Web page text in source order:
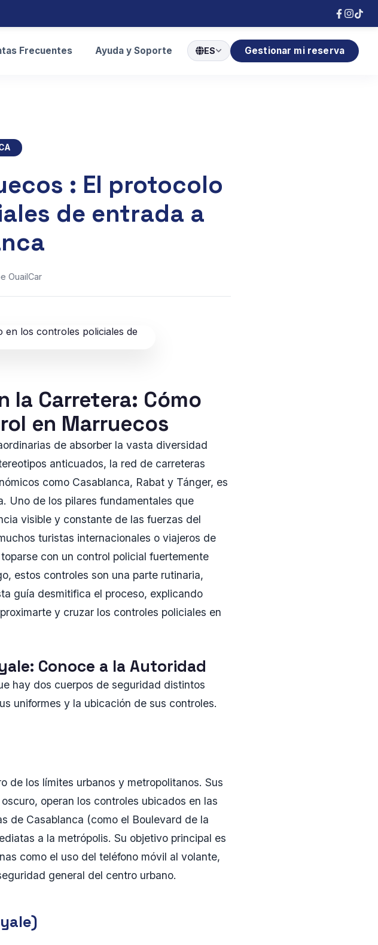
Frecuentes Ayuda y Soporte ES Gestionar mi reserva
: El protocolo
de entrada a
OuailCar
la Carretera: Cómo
en Marruecos
de absorber la vasta diversidad
anticuados, la red de carreteras
como Casablanca, Rabat y Tánger, es
Uno de los pilares fundamentales que
visible y constante de las fuerzas del
turistas internacionales o viajeros de
con un control policial fuertemente
estos controles son una parte rutinaria,
guía desmitifica el proceso, explicando
y cruzar los controles policiales en
Conoce a la Autoridad
hay dos cuerpos de seguridad distintos
uniformes y la ubicación de sus controles.
de los límites urbanos y metropolitanos. Sus
operan los controles ubicados en las
de Casablanca (como el Boulevard de la
a la metrópolis. Su objetivo principal es
como el uso del teléfono móvil al volante,
general del centro urbano.